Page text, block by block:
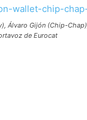
Álvaro Gijón (Chip-
de Eurocat